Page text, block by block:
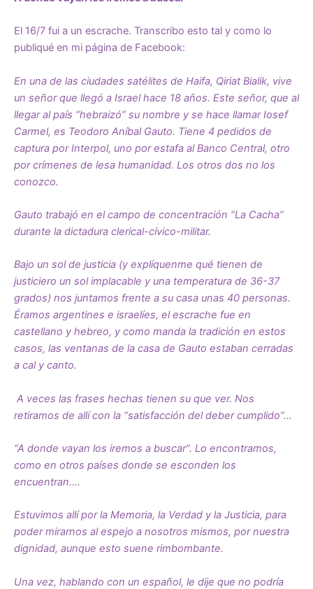
El 16/7 fui a un escrache. Transcribo esto tal y como lo
publiqué en mi página de Facebook:
En una de las ciudades satélites de Haifa, Qiriat Bialik, vive
un señor que llegó a Israel hace 18 años. Este señor, que al
llegar al país “hebraizó” su nombre y se hace llamar Iosef
Carmel, es Teodoro Aníbal Gauto. Tiene 4 pedidos de
captura por Interpol, uno por estafa al Banco Central, otro
por crímenes de lesa humanidad. Los otros dos no los
conozco.
Gauto trabajó en el campo de concentración “La Cacha”
durante la dictadura clerical-cívico-militar.
Bajo un sol de justicia (y explíquenme qué tienen de
justiciero un sol implacable y una temperatura de 36-37
grados) nos juntamos frente a su casa unas 40 personas.
Éramos argentines e israelíes, el escrache fue en
castellano y hebreo, y como manda la tradición en estos
casos, las ventanas de la casa de Gauto estaban cerradas
a cal y canto.
A veces las frases hechas tienen su que ver. Nos
retiramos de allí con la “satisfacción del deber cumplido”…
“A donde vayan los iremos a buscar”. Lo encontramos,
como en otros países donde se esconden los
encuentran….
Estuvimos allí por la Memoria, la Verdad y la Justicia, para
poder mirarnos al espejo a nosotros mismos, por nuestra
dignidad, aunque esto suene rimbombante.
Una vez, hablando con un español, le dije que no podría